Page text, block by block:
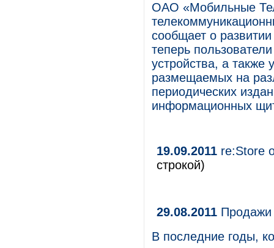
ОАО «Мобильные
сообщает о
теперь
устройства, а
размещаемых на
периодических
информационных
19.09.2011 re:Store
строкой)
29.08.2011 Продажи
В последние годы,